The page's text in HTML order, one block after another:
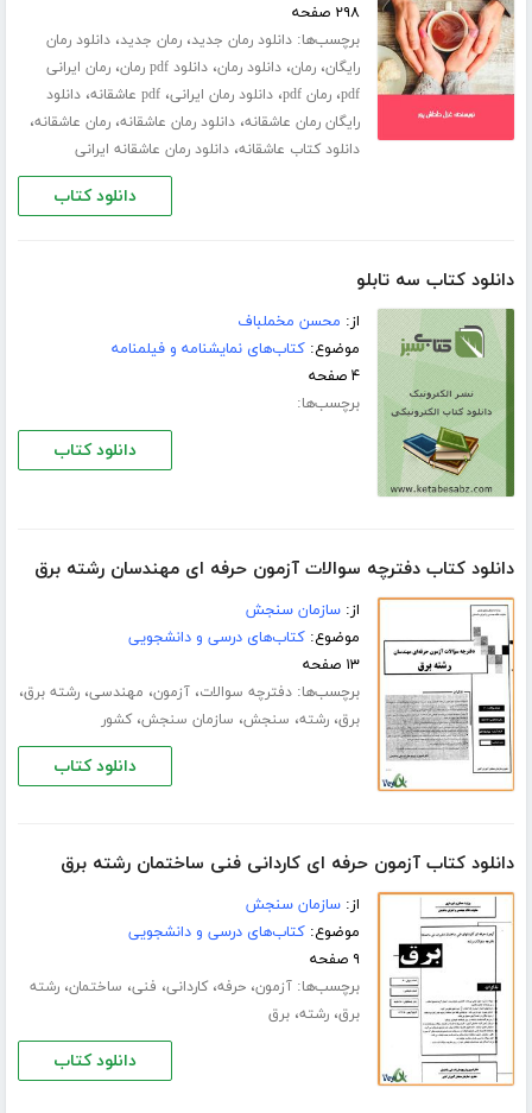
۲۹۸ صفحه
برچسب‌ها:دانلود رمان جدید،رمان جدید،دانلود رمان
رایگان،رمان،دانلود رمان،دانلود pdf رمان ،رمان ایرانی
pdf،رمان pdf ،دانلود رمان ایرانی،pdf عاشقانه ،دانلود
رایگان رمان عاشقانه،دانلود رمان عاشقانه،رمان عاشقانه،
دانلود کتاب عاشقانه،دانلود رمان عاشقانه ایرانی
دانلود کتاب
دانلود کتاب سه تابلو
از: محسن مخملباف
موضوع:کتاب‌های نمایشنامه و فیلمنامه
۴ صفحه
برچسب‌ها:
دانلود کتاب
دانلود کتاب دفترچه سوالات آزمون حرفه ای مهندسان رشته برق
از:سازمان سنجش
موضوع:کتاب‌های درسی و دانشجویی
۱۳ صفحه
برچسب‌ها:دفترچه سوالات،آزمون، مهندسی،رشته برق،
برق،رشته، سنجش، سازمان سنجش،کشور
دانلود کتاب
دانلود کتاب آزمون حرفه ای کاردانی فنی ساختمان رشته برق
از:سازمان سنجش
موضوع:کتاب‌های درسی و دانشجویی
۹ صفحه
برچسب‌ها:آزمون،حرفه،کاردانی، فنی، ساختمان،رشته
برق،رشته،برق
دانلود کتاب